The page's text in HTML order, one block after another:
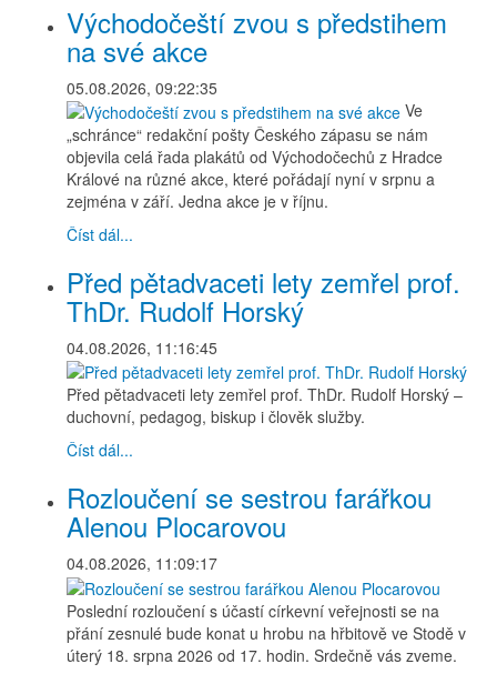
Východočeští zvou s předstihem
na své akce
05.08.2026, 09:22:35
Ve
„schránce“ redakční pošty Českého zápasu se nám
objevila celá řada plakátů od Východočechů z Hradce
Králové na různé akce, které pořádají nyní v srpnu a
zejména v září. Jedna akce je v říjnu.
Číst dál...
Před pětadvaceti lety zemřel prof.
ThDr. Rudolf Horský
04.08.2026, 11:16:45
Před pětadvaceti lety zemřel prof. ThDr. Rudolf Horský –
duchovní, pedagog, biskup i člověk služby.
Číst dál...
Rozloučení se sestrou farářkou
Alenou Plocarovou
04.08.2026, 11:09:17
Poslední rozloučení s účastí církevní veřejnosti se na
přání zesnulé bude konat u hrobu na hřbitově ve Stodě v
úterý 18. srpna 2026 od 17. hodin. Srdečně vás zveme.